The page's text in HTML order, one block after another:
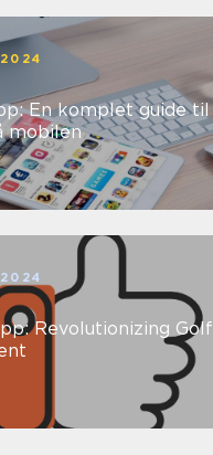
En komplet guide til
mobilen
Revolutionizing Golf